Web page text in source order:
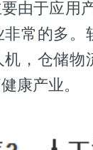
由于应用
常的多
，仓储
康产业。